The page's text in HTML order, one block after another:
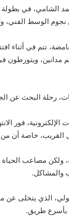
الشامي، في
الوسط الفني،
تتم في أثناء
مدانين، ويتورطون
«الرواية»، التي يتكون من 10
فور
القريب، خاصة أن
ولكن مصاعب الحياة
والمشاكل.
الذي يتخلى
بأسرع طريق.